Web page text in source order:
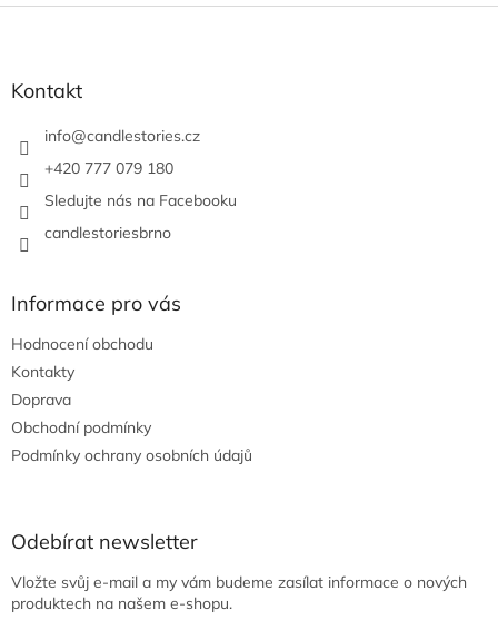
Z
Kontakt
info@candlestories.cz
+420 777 079 180
Sledujte nás na Facebooku
candlestoriesbrno
Informace pro vás
Hodnocení obchodu
Kontakty
Doprava
Obchodní podmínky
Podmínky ochrany osobních údajů
Odebírat newsletter
Vložte svůj e-mail a my vám budeme zasílat informace o nových
produktech na našem e-shopu.